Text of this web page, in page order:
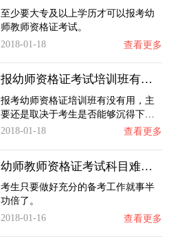
至少要大专及以上学历才可以报考幼
师教师资格证考试。
2018-01-18
查看更多
报幼师资格证考试培训班有用吗
报考幼师资格证培训班有没有用，主
要还是取决于考生是否能够沉得下…
2018-01-18
查看更多
幼师教师资格证考试科目难考吗
考生只要做好充分的备考工作就事半
功倍了。
2018-01-16
查看更多